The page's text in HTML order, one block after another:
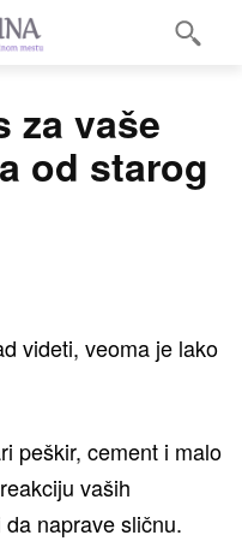
za vaše
od starog
videti, veoma je lako
peškir, cement i malo
vaših
naprave sličnu.